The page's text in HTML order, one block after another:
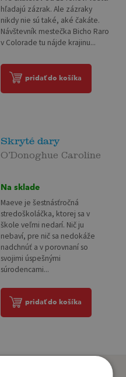
hľadajú zázrak. Ale zázraky
nikdy nie sú také, aké čakáte.
Návštevník mestečka Bicho Raro
v Colorade tu nájde krajinu...
pridať do košíka
Skryté dary
O’Donoghue Caroline
Na sklade
Maeve je šestnásťročná
stredoškoláčka, ktorej sa v
škole veľmi nedarí. Nič ju
nebaví, pre nič sa nedokáže
nadchnúť a v porovnaní so
svojimi úspešnými
súrodencami...
pridať do košíka